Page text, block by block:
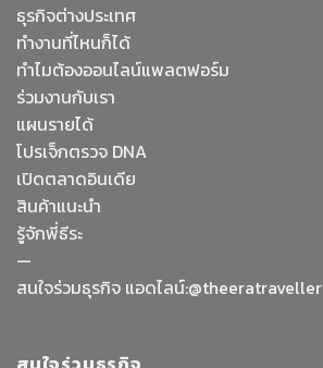
ธุรกิจต่างประเทศ
ทำงานที่ไหนก็ได้
ทำไมต้องออนไลน์แพลตฟอร์ม
ร่วมงานกับเรา
แผนรายได้
โปรเจ็กตรวจ DNA
เปิดตลาดอินเดีย
สินค้าแนะนำ
รู้จักพี่ธีระ
—
สนใจร่วมธุรกิจ แอดไลน์:@theeratraveller